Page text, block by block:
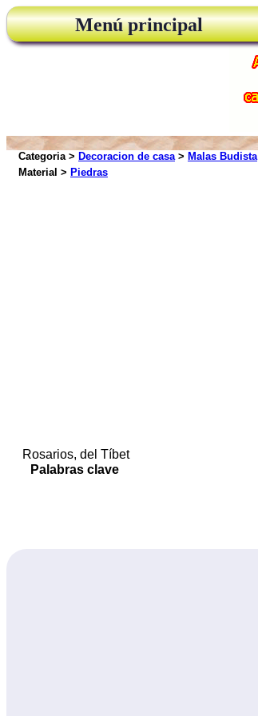
Menú principal
Categoria > Decoracion de casa> Malas Budista
Material > Piedras
Rosarios, del Tíbet
Palabras clave